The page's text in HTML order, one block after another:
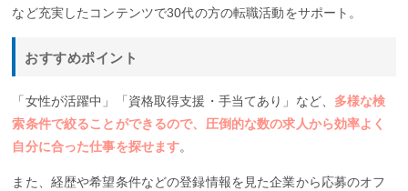
など充実したコンテンツで30代の方の転職活動をサポート。
おすすめポイント
「女性が活躍中」「資格取得支援・手当てあり」など、 多様な検
索条件で絞ることができるので、圧倒的な数の求人から効率よく
自分に合った仕事を探せます。
また、経歴や希望条件などの登録情報を見た企業から応募のオフ